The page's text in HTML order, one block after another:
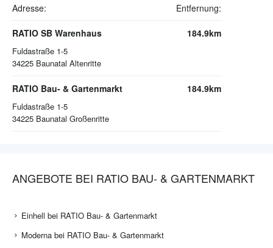
Adresse: Entfernung:
RATIO SB Warenhaus
Fuldastraße 1-5
34225 Baunatal Altenritte
184.9km
RATIO Bau- & Gartenmarkt
Fuldastraße 1-5
34225 Baunatal Großenritte
184.9km
ANGEBOTE BEI RATIO BAU- & GARTENMARKT
Einhell bei RATIO Bau- & Gartenmarkt
Moderna bei RATIO Bau- & Gartenmarkt